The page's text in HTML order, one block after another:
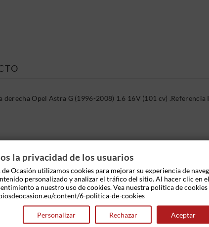
Opel Astra G (1996-2008) 1.6 16V (101 cv)
la privacidad de los usuarios
de Ocasión utilizamos cookies para mejorar su experiencia de
personalizado y analizar el tráfico del sitio. Al hacer clic en
a nuestro uso de cookies. Vea nuestra política de cookies
content/6-politica-de-cookies
Personalizar Rechazar Aceptar